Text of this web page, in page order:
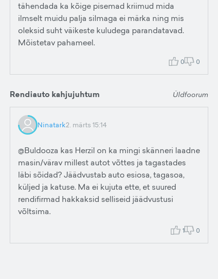
tähendada ka kõige pisemad kriimud mida
ilmselt muidu palja silmaga ei märka ning mis
oleksid suht väikeste kuludega parandatavad.
Mõistetav pahameel.
0 0
Rendiauto kahjujuhtum Üldfoorum
Ninatark2. märts 15:14
@Buldooza kas Herzil on ka mingi skänneri laadne
masin/värav millest autot võttes ja tagastades
läbi sõidad? Jäädvustab auto esiosa, tagasoa,
küljed ja katuse. Ma ei kujuta ette, et suured
rendifirmad hakkaksid selliseid jäädvustusi
võltsima.
1 0